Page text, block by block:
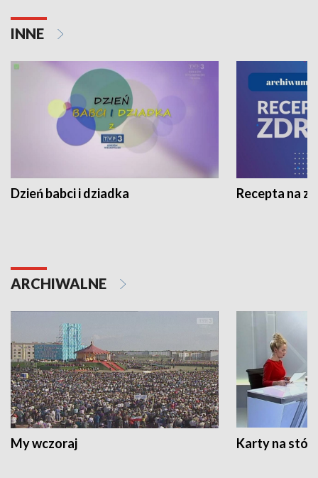
INNE
Dzień babci i dziadka Recepta na
ARCHIWALNE
My wczoraj Karty na